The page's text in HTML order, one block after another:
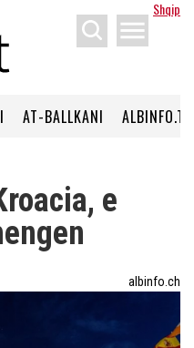
Shqip
menu
AT-BALLKANI ALBINFO.TV
e
albinfo.ch